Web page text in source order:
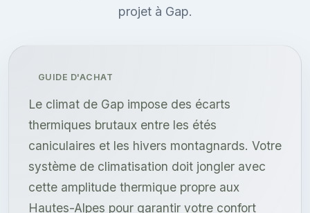
projet à Gap.
GUIDE D'ACHAT
Le climat de Gap impose des écarts
thermiques brutaux entre les étés
caniculaires et les hivers montagnards. Votre
système de climatisation doit jongler avec
cette amplitude thermique propre aux
Hautes-Alpes pour garantir votre confort